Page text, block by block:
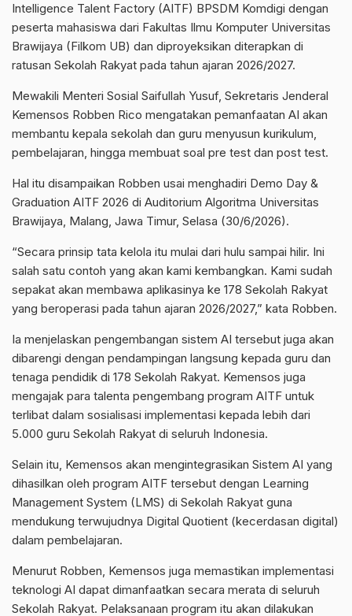
Intelligence Talent Factory (AITF) BPSDM Komdigi dengan
peserta mahasiswa dari Fakultas Ilmu Komputer Universitas
Brawijaya (Filkom UB) dan diproyeksikan diterapkan di
ratusan Sekolah Rakyat pada tahun ajaran 2026/2027.
Mewakili Menteri Sosial Saifullah Yusuf, Sekretaris Jenderal
Kemensos Robben Rico mengatakan pemanfaatan AI akan
membantu kepala sekolah dan guru menyusun kurikulum,
pembelajaran, hingga membuat soal pre test dan post test.
Hal itu disampaikan Robben usai menghadiri Demo Day &
Graduation AITF 2026 di Auditorium Algoritma Universitas
Brawijaya, Malang, Jawa Timur, Selasa (30/6/2026).
“Secara prinsip tata kelola itu mulai dari hulu sampai hilir. Ini
salah satu contoh yang akan kami kembangkan. Kami sudah
sepakat akan membawa aplikasinya ke 178 Sekolah Rakyat
yang beroperasi pada tahun ajaran 2026/2027,” kata Robben.
Ia menjelaskan pengembangan sistem AI tersebut juga akan
dibarengi dengan pendampingan langsung kepada guru dan
tenaga pendidik di 178 Sekolah Rakyat. Kemensos juga
mengajak para talenta pengembang program AITF untuk
terlibat dalam sosialisasi implementasi kepada lebih dari
5.000 guru Sekolah Rakyat di seluruh Indonesia.
Selain itu, Kemensos akan mengintegrasikan Sistem AI yang
dihasilkan oleh program AITF tersebut dengan Learning
Management System (LMS) di Sekolah Rakyat guna
mendukung terwujudnya Digital Quotient (kecerdasan digital)
dalam pembelajaran.
Menurut Robben, Kemensos juga memastikan implementasi
teknologi AI dapat dimanfaatkan secara merata di seluruh
Sekolah Rakyat. Pelaksanaan program itu akan dilakukan